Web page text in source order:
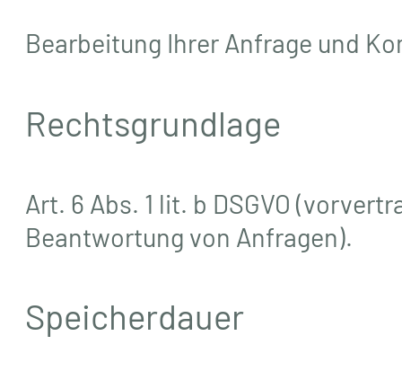
Bearbeitung Ihrer Anfrage und
Rechtsgrundlage
Art. 6 Abs. 1 lit. b DSGVO
Beantwortung von Anfragen).
Speicherdauer